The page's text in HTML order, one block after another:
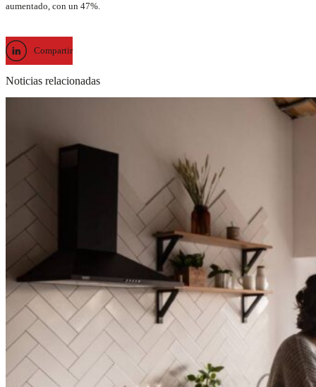
aumentado, con un 47%.
Compartir
Noticias relacionadas